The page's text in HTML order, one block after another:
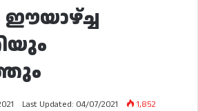
Last Updated: 04/07/2021
1,852